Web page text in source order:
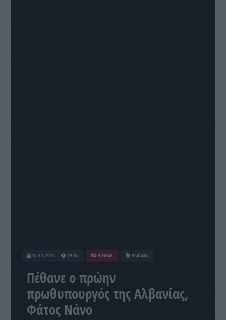
10-31-2025 19:56 ΔΙΕΘΝΗ ΑΛΒΑΝΙΑ
Πέθανε ο πρώην
πρωθυπουργός της Αλβανίας,
Φάτος Νάνο